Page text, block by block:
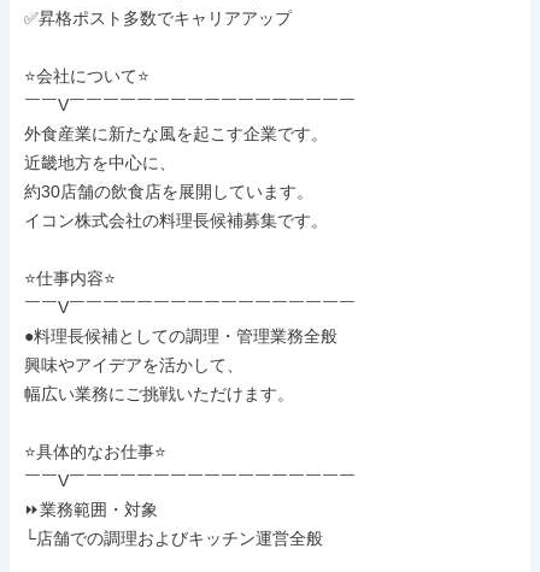
✅昇格ポスト多数でキャリアアップ
⭐会社について⭐
￣￣V￣￣￣￣￣￣￣￣￣￣￣￣￣￣￣￣￣
外食産業に新たな風を起こす企業です。
近畿地方を中心に、
約30店舗の飲食店を展開しています。
イコン株式会社の料理長候補募集です。
⭐仕事内容⭐
￣￣V￣￣￣￣￣￣￣￣￣￣￣￣￣￣￣￣￣
●料理長候補としての調理・管理業務全般
興味やアイデアを活かして、
幅広い業務にご挑戦いただけます。
⭐具体的なお仕事⭐
￣￣V￣￣￣￣￣￣￣￣￣￣￣￣￣￣￣￣￣
⏩業務範囲・対象
└店舗での調理およびキッチン運営全般